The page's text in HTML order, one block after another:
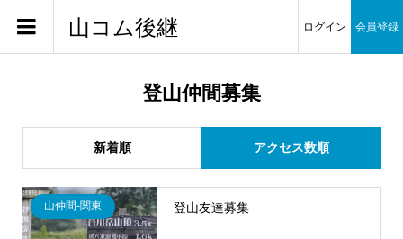
山コム後継 ログイン 会員登録
登山仲間募集
新着順 アクセス数順
山仲間-関東 登山友達募集